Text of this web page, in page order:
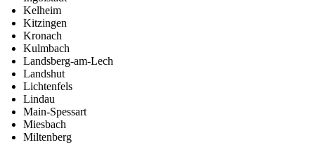
Kelheim
Kitzingen
Kronach
Kulmbach
Landsberg-am-Lech
Landshut
Lichtenfels
Lindau
Main-Spessart
Miesbach
Miltenberg